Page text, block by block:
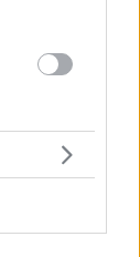
ζωντανή
στο
Live from